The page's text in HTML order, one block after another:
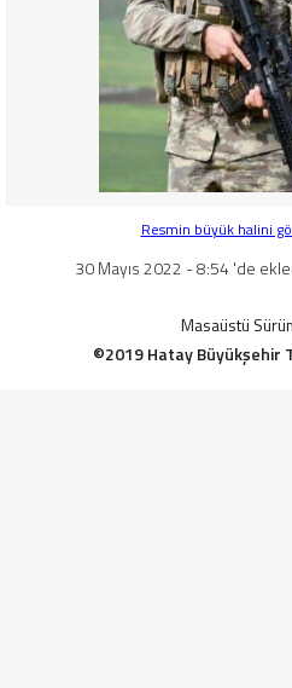
Resmin büyük halini
30 Mayıs 2022 - 8:54 'de
Masaüstü
©2019 Hatay Büyükşehir